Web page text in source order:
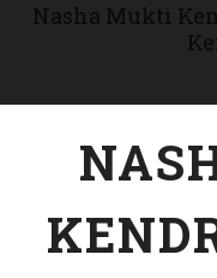
Nasha Mukti